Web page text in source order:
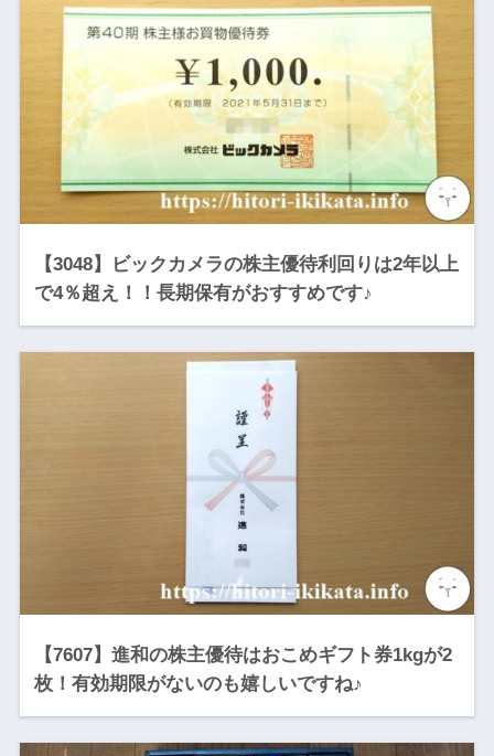
【3048】ビックカメラの株主優待利回りは2年以上
で4％超え！！長期保有がおすすめです♪
【7607】進和の株主優待はおこめギフト券1kgが2
枚！有効期限がないのも嬉しいですね♪